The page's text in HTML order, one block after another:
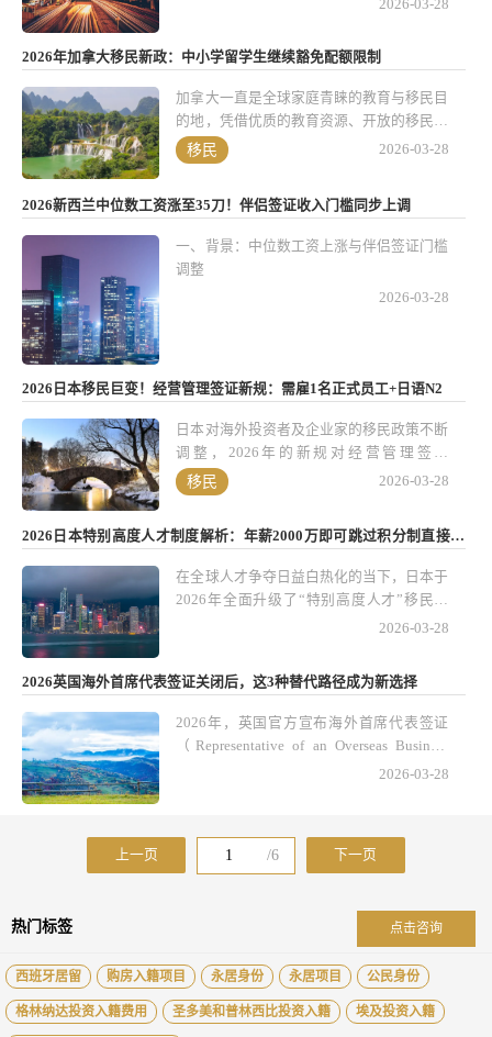
景下，第二公民身份早已不只是出行便利的
凭证，更成了他们进行财富管理、教育规划
和家庭布局的重要工具。最新调查显示，内
地高净值人群偏爱选择“小国”公民身份的趋
势愈发明显，背后既有税务规划的考量，也
离不开生活便利、教育资源等实际需求。
2026-03-28
2026年加拿大移民新政：中小学留学生继续豁免配额限制
加拿大一直是全球家庭青睐的教育与移民目
的地，凭借优质的教育资源、开放的移民政
策和稳定的社会环境吸引着无数国际家庭。
2026年，加拿大官方宣布继续豁免中小学
的教育与移民路径打开了便利之门。
移民 2026-03-28
2026新西兰中位数工资涨至35刀！伴侣签证收入门槛同步上调
一、背景：中位数工资上涨与伴侣签证门槛
调整
2026-03-28
2026日本移民巨变！经营管理签证新规：需雇1名正式员工+日语N2
日本对海外投资者及企业家的移民政策不断
调整，2026年的新规对经营管理签证
（Business Manager Visa）带来了重大变
化。这个签证向海外企业家和投资者开放，
留的主要途径之一。新规明确要求申请人必
须雇佣至少一名正式员工，同时日语能力达
到N2水平。这个变化对潜在申请人、家族
移民 2026-03-28
2026日本特别高度人才制度解析：年薪2000万即可跳过积分制直接获
在全球人才争夺日益白热化的当下，日本于
2026年全面升级了“特别高度人才”移民政
策，目标直指吸引全球高端技术人才与关键
道——无需通过传统积分制评估，就能直接
获批长期居留资格。这一举措不仅大幅降低
了高端人才的申请门槛，也为他们的家庭规
2026-03-28
2026英国海外首席代表签证关闭后，这3种替代路径成为新选择
2026年，英国官方宣布海外首席代表签证
（Representative of an Overseas Business
Visa）正式关闭，这个政策变化引起了众多
2026-03-28
上一页 /6 下一页
热门标签 点击咨询
西班牙居留 购房入籍项目 永居身份 永居项目 公民身份
格林纳达投资入籍费用 圣多美和普林西比投资入籍 埃及投资入籍